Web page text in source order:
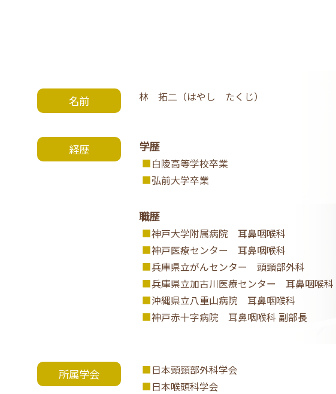
名前 林 拓二（はやし たくじ）
経歴 学歴
白陵高等学校卒業
弘前大学卒業
職歴
神戸大学附属病院 耳鼻咽喉科
神戸医療センター 耳鼻咽喉科
兵庫県立がんセンター 頭頸部外科
兵庫県立加古川医療センター 耳鼻咽喉科
沖縄県立八重山病院 耳鼻咽喉科
神戸赤十字病院 耳鼻咽喉科 副部長
所属学会
日本頭頸部外科学会
日本喉頭科学会